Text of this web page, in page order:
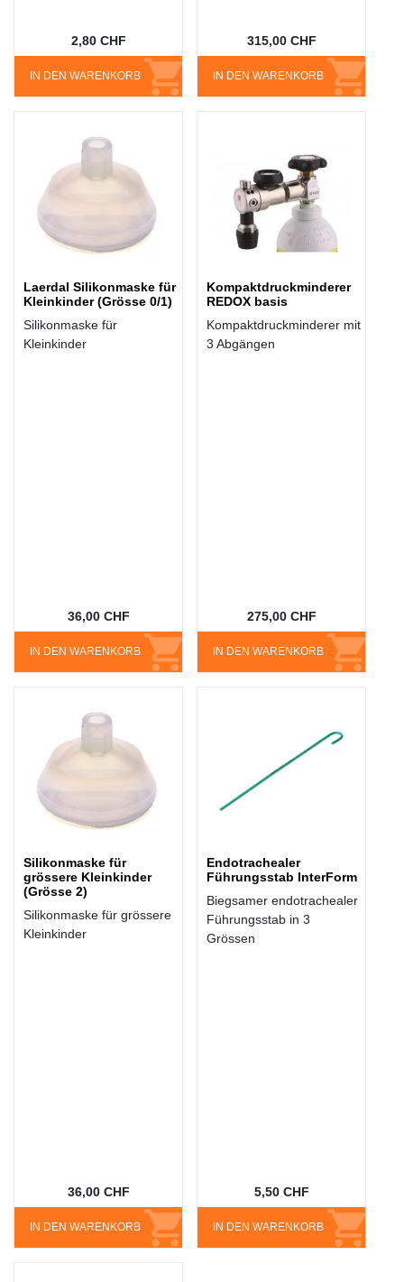
IN DEN WARENKORB
2,80 CHF
IN DEN WARENKORB
315,00 CHF
Laerdal Silikonmaske für
Kleinkinder (Grösse 0/1)
Silikonmaske für
Kleinkinder
IN DEN WARENKORB
36,00 CHF
Kompaktdruckminderer
REDOX basis
Kompaktdruckminderer mit
3 Abgängen
IN DEN WARENKORB
275,00 CHF
Silikonmaske für
grössere Kleinkinder
(Grösse 2)
Silikonmaske für grössere
Kleinkinder
IN DEN WARENKORB
36,00 CHF
Endotrachealer
Führungsstab InterForm
Biegsamer endotrachealer
Führungsstab in 3
Grössen
IN DEN WARENKORB
5,50 CHF